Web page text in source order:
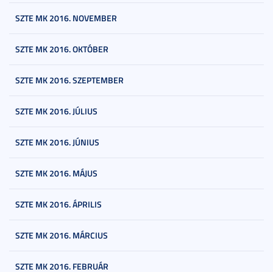
SZTE MK 2016. NOVEMBER
SZTE MK 2016. OKTÓBER
SZTE MK 2016. SZEPTEMBER
SZTE MK 2016. JÚLIUS
SZTE MK 2016. JÚNIUS
SZTE MK 2016. MÁJUS
SZTE MK 2016. ÁPRILIS
SZTE MK 2016. MÁRCIUS
SZTE MK 2016. FEBRUÁR